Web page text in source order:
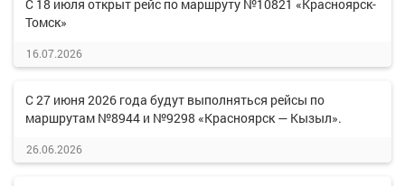
С 18 июля открыт рейс по маршруту №10821 «Красноярск-
Томск»
16.07.2026
С 27 июня 2026 года будут выполняться рейсы по
маршрутам №8944 и №9298 «Красноярск — Кызыл».
26.06.2026